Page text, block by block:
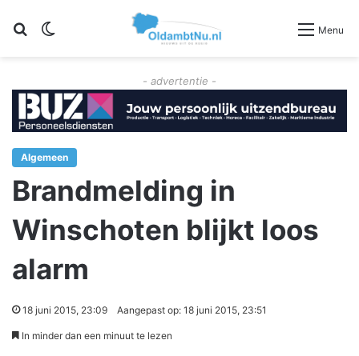
Zoeken Menu
- advertentie -
Algemeen
Brandmelding in
Winschoten blijkt loos
alarm
18 juni 2015, 23:09 Aangepast op: 18 juni 2015, 23:51
In minder dan een minuut te lezen